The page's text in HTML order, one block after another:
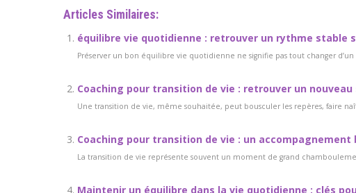
Articles Similaires:
équilibre vie quotidienne : retrouver un rythme stable
Préserver un bon équilibre vie quotidienne ne signifie pas tout changer d’un
Coaching pour transition de vie : retrouver un
Une transition de vie, même souhaitée, peut bousculer les repères, faire
Coaching pour transition de vie : un
La transition de vie représente souvent un moment de grand
Maintenir un équilibre dans la vie quotidienne : clés